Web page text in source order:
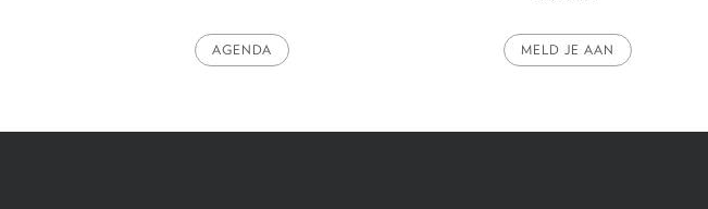
AGENDA MELD JE AAN